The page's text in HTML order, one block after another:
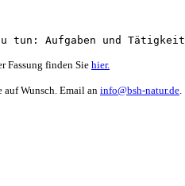
Fassung finden Sie hier.
Wunsch. Email an info@bsh-natur.de.